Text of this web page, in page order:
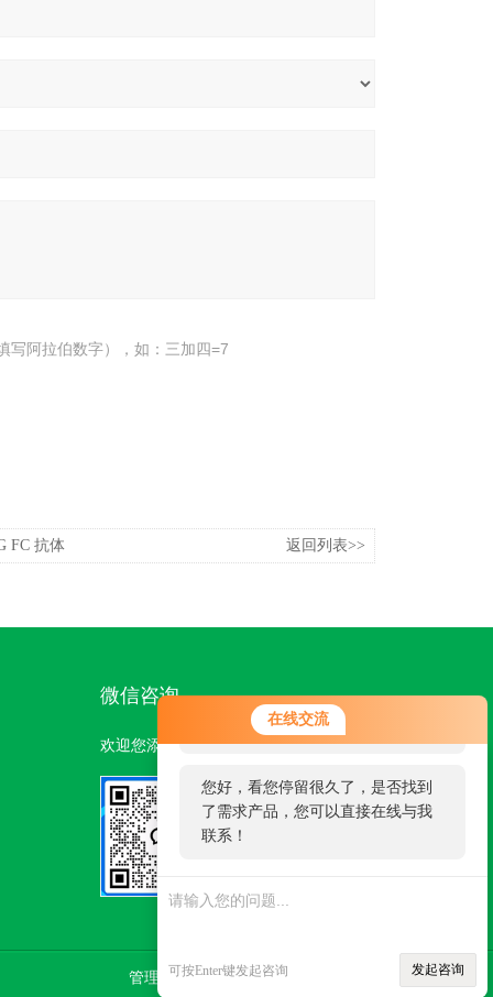
在线交流
您好！欢迎前来咨询，很高兴为您
服务，请问您要咨询什么问题呢？
您好，看您停留很久了，是否找到
了需求产品，您可以直接在线与我
联系！
可按Enter键发起咨询 发起咨询
写阿拉伯数字），如：三加四=7
FC 抗体 返回列表>>
微信咨询
欢迎您添加我们的微信号了解更多信息：
管理登陆技术支持：环保在线 sitemap.xml